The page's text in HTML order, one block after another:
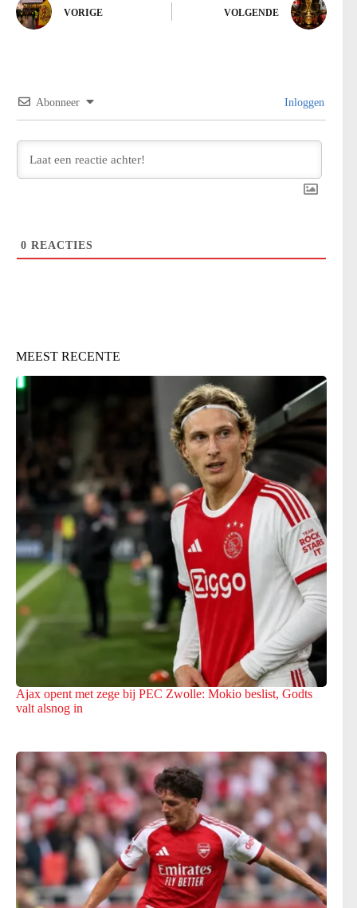
VORIGE VOLGENDE
Abonneer Inloggen
0 REACTIES
MEEST RECENTE
Ajax opent met zege bij PEC Zwolle: Mokio beslist, Godts
valt alsnog in